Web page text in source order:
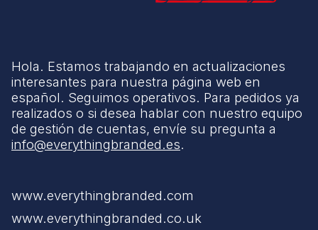
Hola. Estamos trabajando en actualizaciones
interesantes para nuestra página web en
español. Seguimos operativos. Para pedidos ya
realizados o si desea hablar con nuestro equipo
de gestión de cuentas, envíe su pregunta a
info@everythingbranded.es.
www.everythingbranded.com
www.everythingbranded.co.uk